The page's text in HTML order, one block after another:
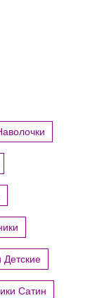
Детские
Сатин